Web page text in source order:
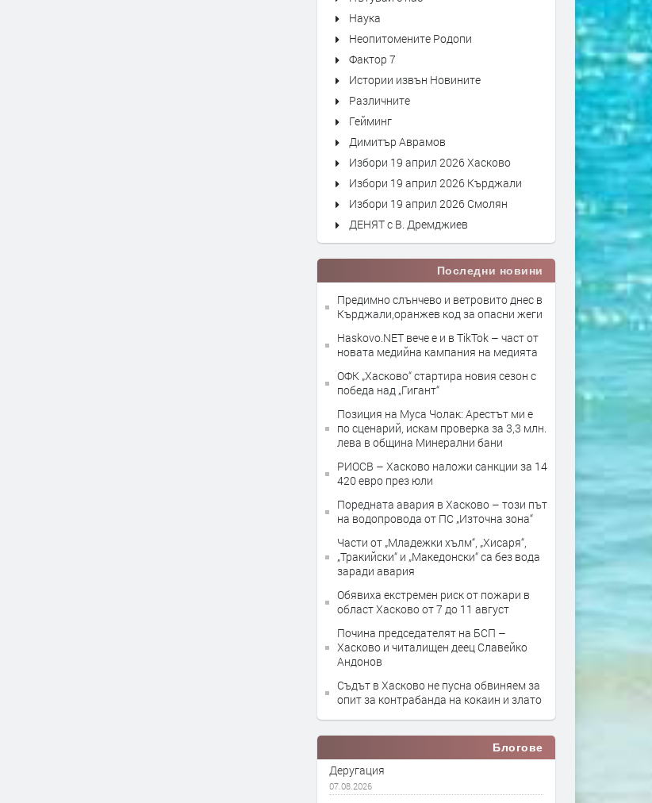
Наука
Неопитомените Родопи
Фактор 7
Истории извън Новините
Различните
Гейминг
Димитър Аврамов
Избори 19 април 2026 Хасково
Избори 19 април 2026 Кърджали
Избори 19 април 2026 Смолян
ДЕНЯТ с В. Дремджиев
Последни новини
Предимно слънчево и ветровито днес в
Кърджали,оранжев код за опасни жеги
Haskovo.NET вече е и в TikTok – част от
новата медийна кампания на медията
ОФК „Хасково“ стартира новия сезон с
победа над „Гигант“
Позиция на Муса Чолак: Арестът ми е
по сценарий, искам проверка за 3,3 млн.
лева в община Минерални бани
РИОСВ – Хасково наложи санкции за 14
420 евро през юли
Поредната авария в Хасково – този път
на водопровода от ПС „Източна зона“
Части от „Младежки хълм“, „Хисаря“,
„Тракийски“ и „Македонски“ са без вода
заради авария
Обявиха екстремен риск от пожари в
област Хасково от 7 до 11 август
Почина председателят на БСП –
Хасково и читалищен деец Славейко
Андонов
Съдът в Хасково не пусна обвиняем за
опит за контрабанда на кокаин и злато
Блогове
Деругация
07.08.2026